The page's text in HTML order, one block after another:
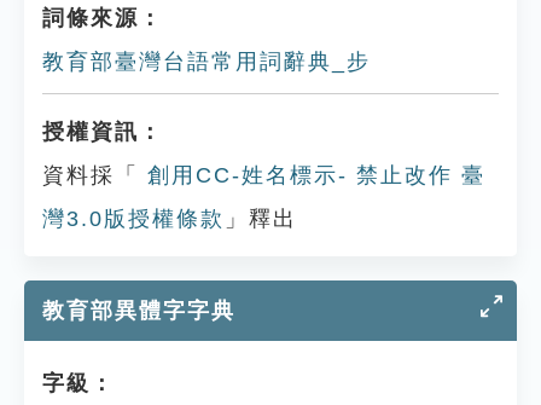
詞條來源：
教育部臺灣台語常用詞辭典_步
授權資訊：
資料採「
創用CC-姓名標示- 禁止改作 臺
灣3.0版授權條款 」釋出
教育部異體字字典
字級：